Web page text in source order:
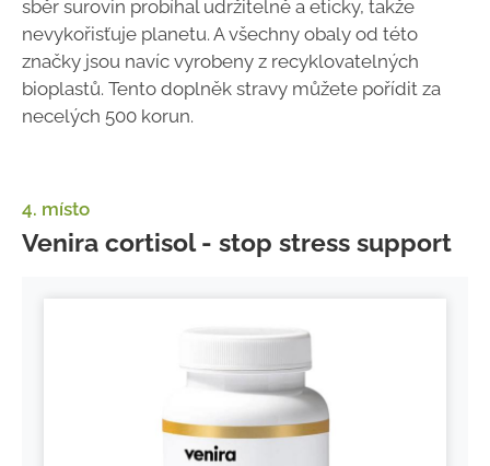
sběr surovin probíhal udržitelně a eticky, takže
nevykořisťuje planetu. A všechny obaly od této
značky jsou navíc vyrobeny z recyklovatelných
bioplastů. Tento doplněk stravy můžete pořídit za
necelých 500 korun.
4. místo
Venira cortisol - stop stress support